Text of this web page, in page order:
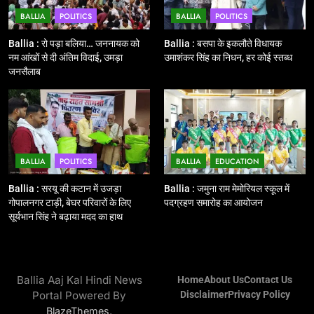
12
Ballia : बलिया रेलवे स्टेशन का अपर
महाप्रबंधक ने किया निरीक्षण
13
Ballia : त्यौहारों पर शांति व्यवस्था को
लेकर पुलिस ने किया रूट मार्च
BALLIA NATIONAL
14
15
BALLIA POLITICS
Ballia : रो पड़ा बलिया… जननायक को
नम आंखों से दी अंतिम विदाई, उमड़ा
जनसैलाब
BALLIA POLITICS
Ballia : बसपा के इकलौते विधायक
उमाशंकर सिंह का निधन, हर कोई स्तब्ध
BALLIA POLITICS
Ballia : सरयू की कटान में उजड़ा
गोपालनगर टाड़ी, बेघर परिवारों के लिए
सूर्यभान सिंह ने बढ़ाया मदद का हाथ
BALLIA EDUCATION
Ballia : जमुना राम मेमोरियल स्कूल में
पदग्रहण समारोह का आयोजन
Ballia Aaj Kal Hindi News
Portal Powered By
BlazeThemes.
HomeAbout UsContact Us
DisclaimerPrivacy Policy